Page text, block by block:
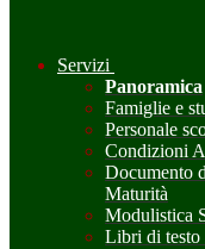
Servizi
Panoramica
Famiglie e
Personale
Condizioni
Documento
Maturità
Modulistica
Libri di testo